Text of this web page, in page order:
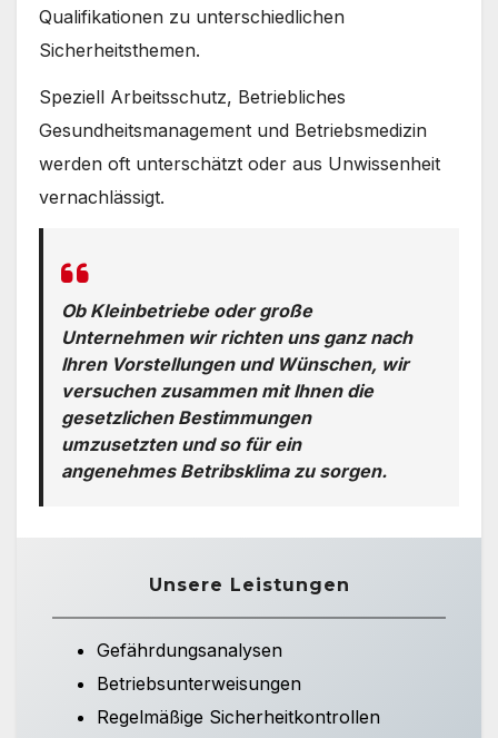
Qualifikationen zu unterschiedlichen
Sicherheitsthemen.
Speziell Arbeitsschutz, Betriebliches
Gesundheitsmanagement und Betriebsmedizin
werden oft unterschätzt oder aus Unwissenheit
vernachlässigt.
Ob Kleinbetriebe oder große
Unternehmen wir richten uns ganz nach
Ihren Vorstellungen und Wünschen, wir
versuchen zusammen mit Ihnen die
gesetzlichen Bestimmungen
umzusetzten und so für ein
angenehmes Betribsklima zu sorgen.
Unsere Leistungen
Gefährdungsanalysen
Betriebsunterweisungen
Regelmäßige Sicherheitkontrollen